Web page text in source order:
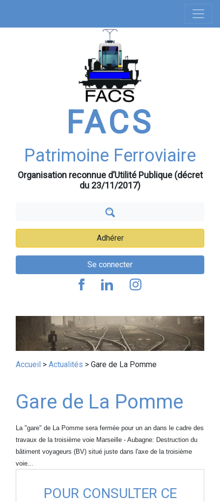
contenu
FACS
Patrimoine Ferroviaire
Organisation reconnue d’Utilité Publique (décret
du 23/11/2017)
Adhérer
Se connecter
principale
Fil
Accueil Actualités Gare de La Pomme
Gare de La Pomme
La "gare" de La Pomme sera fermée pour un an dans le cadre des
travaux de la troisième voie Marseille - Aubagne: Destruction du
bâtiment voyageurs (BV) situé juste dans l'axe de la troisième
voie...
POUR CONSULTER CE